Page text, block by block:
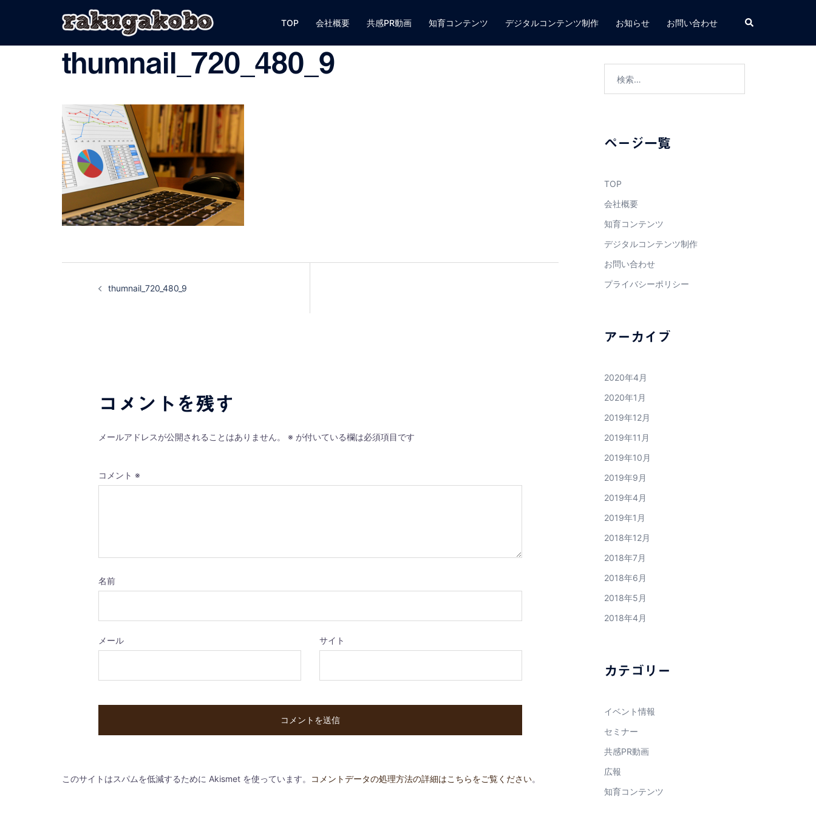
ン
TOP 会社概要 共感PR動画 知育コンテンツ デジタルコンテンツ制作 お知らせ お問い合わせ
検
索
thumnail_720_480_9
thumnail_720_480_9
コメントを残す
メールアドレスが公開されることはありません。 ※ が付いている欄は必須項目です
コメント ※
名前
メール サイト
このサイトはスパムを低減するために Akismet を使っています。 コメントデータの処理方法の詳細はこちらをご覧ください。
ページ一覧
TOP
会社概要
知育コンテンツ
デジタルコンテンツ制作
お問い合わせ
プライバシーポリシー
アーカイブ
2020年4月
2020年1月
2019年12月
2019年11月
2019年10月
2019年9月
2019年4月
2019年1月
2018年12月
2018年7月
2018年6月
2018年5月
2018年4月
カテゴリー
イベント情報
セミナー
共感PR動画
広報
知育コンテンツ